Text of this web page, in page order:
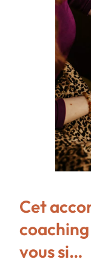
Cet
vous si…